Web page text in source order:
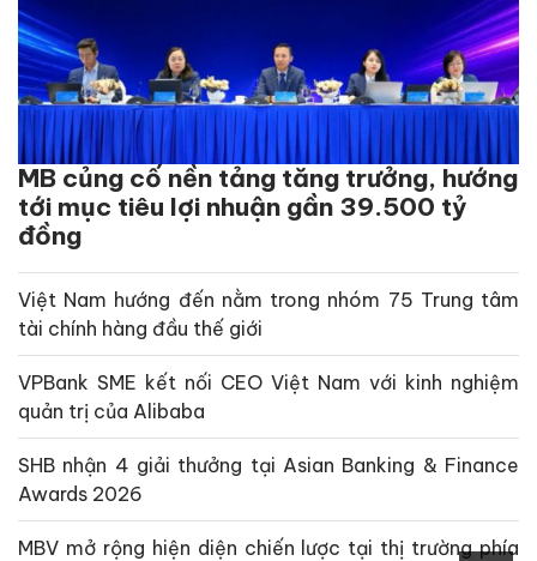
MB củng cố nền tảng tăng trưởng, hướng
tới mục tiêu lợi nhuận gần 39.500 tỷ
đồng
Việt Nam hướng đến nằm trong nhóm 75 Trung tâm
tài chính hàng đầu thế giới
VPBank SME kết nối CEO Việt Nam với kinh nghiệm
quản trị của Alibaba
SHB nhận 4 giải thưởng tại Asian Banking & Finance
Awards 2026
MBV mở rộng hiện diện chiến lược tại thị trường phía